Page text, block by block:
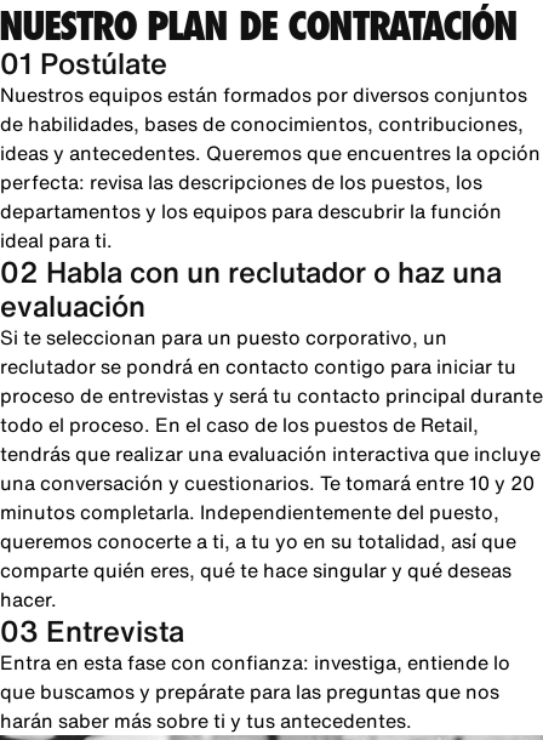
NUESTRO PLAN DE CONTRATACIÓN
01 Postúlate
Nuestros equipos están formados por diversos conjuntos
de habilidades, bases de conocimientos, contribuciones,
ideas y antecedentes. Queremos que encuentres la opción
perfecta: revisa las descripciones de los puestos, los
departamentos y los equipos para descubrir la función
ideal para ti.
02 Habla con un reclutador o haz una
evaluación
Si te seleccionan para un puesto corporativo, un
reclutador se pondrá en contacto contigo para iniciar tu
proceso de entrevistas y será tu contacto principal durante
todo el proceso. En el caso de los puestos de Retail,
tendrás que realizar una evaluación interactiva que incluye
una conversación y cuestionarios. Te tomará entre 10 y 20
minutos completarla. Independientemente del puesto,
queremos conocerte a ti, a tu yo en su totalidad, así que
comparte quién eres, qué te hace singular y qué deseas
hacer.
03 Entrevista
Entra en esta fase con confianza: investiga, entiende lo
que buscamos y prepárate para las preguntas que nos
harán saber más sobre ti y tus antecedentes.